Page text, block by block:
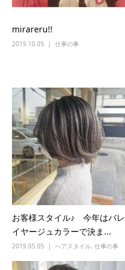
mirareru!!
2019.10.05 仕事の事
お客様スタイル♪ 今年はバレ
イヤージュカラーで決ま...
2019.05.05 ヘアスタイル, 仕事の事